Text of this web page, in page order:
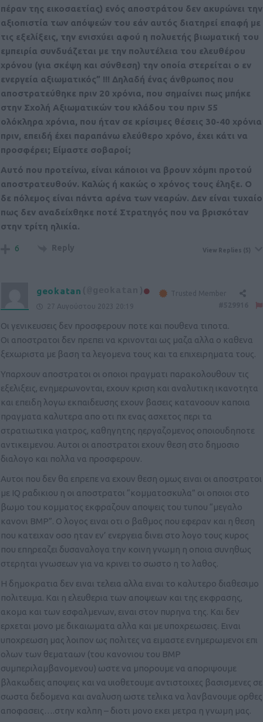
πέραν της εικοσαετίας) ενός αποστράτου δεν ακυρώνει την
αξιοπιστία των απόψεών του εάν αυτός διατηρεί επαφή με
τις εξελίξεις, την ενισχύει αφού η πολυετής βιωματική του
εμπειρία συνδυάζεται με την πολυτέλεια του ελευθέρου
χρόνου (για σκέψη και σύνθεση) την οποία στερείται ο εν
ενεργεία αξιωματικός” !!! Δηλαδή ένας άνθρωπος που
αποστρατεύθηκε πριν 20 χρόνια, που σημαίνει πως μπήκε
στην Σχολή Αξιωματικών του κλάδου του πριν 55
ολόκληρα χρόνια, που ήταν σε κρίσιμες θέσεις 30-40 χρόνια
πριν, επειδή έχει παραπάνω ελεύθερο χρόνο, έχει κάτι να
προσφέρει; Είμαστε σοβαροί;
Αυτό που προτείνω, είναι κάποιοι να βρουν χόμπι προτού
αποστρατευθούν. Καλώς ή κακώς ο χρόνος τους έληξε. Ο
δε πόλεμος είναι πάντα αρένα των νεαρών. Δεν είναι τυχαίο
πως δεν αναδείχθηκε ποτέ Στρατηγός που να βρισκόταν
στην τρίτη ηλικία.
6 Reply View Replies (5)
geokatan (@geokatan)
Trusted Member
27 Αυγούστου 2023 20:19
Οι γενικευσεις δεν προσφερουν ποτε και πουθενα τιποτα.
Οι αποστρατοι δεν πρεπει να κρινονται ως μαζα αλλα ο καθενα
ξεχωριστα με βαση τα λεγομενα τους και τα επιχειρηματα τους.
Υπαρχουν αποστρατοι οι οποιοι πραγματι παρακολουθουν τις
εξελιξεις, ενημερωνονται, εχουν κριση και αναλυτικη ικανοτητα
και επειδη λογω εκπαιδευσης εχουν βασεις κατανοουν καποια
πραγματα καλυτερα απο οτι πχ ενας ασχετος περι τα
στρατιωτικα γιατρος, καθηγητης ηεργαζομενος οποιουδηποτε
αντικειμενου. Αυτοι οι αποστρατοι εχουν θεση στο δημοσιο
διαλογο και πολλα να προσφερουν.
Αυτοι που δεν θα επρεπε να εχουν θεση ομως ειναι οι αποστρατοι
με IQ ραδικιου η οι αποστρατοι “κομματοσκυλα” οι οποιοι στο
βωμο του κομματος εκφραζουν αποψεις του τυπου “μεγαλο
κανονι BMP”. Ο λογος ειναι οτι ο βαθμος που εφεραν και η θεση
που κατειχαν οσο ηταν εν’ ενεργεια δινει στο λογο τους κυρος
που επηρεαζει δυσαναλογα την κοινη γνωμη η οποια συνηθως
στερηται γνωσεων για να κρινει το σωστο η το λαθος.
Η δημοκρατια δεν ειναι τελεια αλλα ειναι το καλυτερο διαθεσιμο
πολιτευμα. Και η ελευθερια των αποψεων και της εκφρασης,
ακομα και των εσφαλμενων, ειναι στον πυρηνα της. Και δεν
ερχεται μονο με δικαιωματα αλλα και με υποχρεωσεις. Ειναι
υποχρεωση μας λοιπον ως πολιτες να ειμαστε ενημερωμενοι επι
ολων των θεματαων (του κανονιου του BMP
συμπεριλαμβανομενου) ωστε να μπορουμε να αποριψουμε
βλακωδεις αποψεις και να υιοθετουμε αντιστοιχες βασισμενες σε
σωστα δεδομενα και αναλυση ωστε τελικα να λανβανουμε ορθες
αποφασεις….στην καλπη – διοτι μονο εκει μετρα η γνωμη μας.